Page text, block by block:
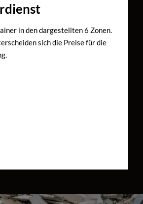
in den dargestellten 6 Zonen.
sich die Preise für die